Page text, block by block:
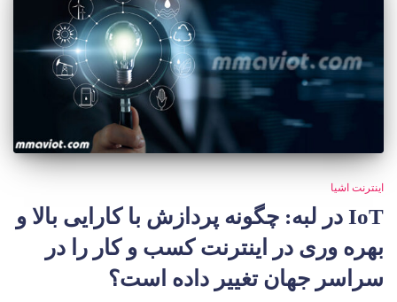
اینترنت اشیا
IoT در لبه: چگونه پردازش با کارایی بالا و
بهره وری در اینترنت کسب و کار را در
سراسر جهان تغییر داده است؟